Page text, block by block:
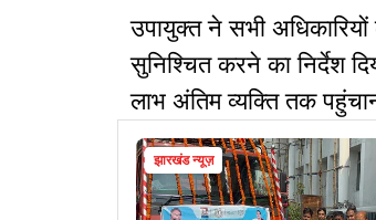
उपायुक्त ने सभी
सुनिश्चित करने का निर्देश
लाभ अंतिम व्यक्ति तक
झारखंड न्यूज़